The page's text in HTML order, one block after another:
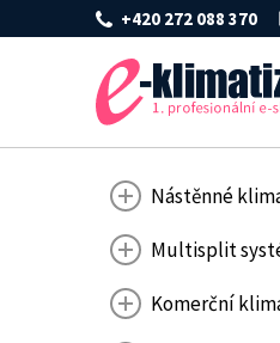
+420 272 088 370
Nástěnné
Multisplit
Komerční